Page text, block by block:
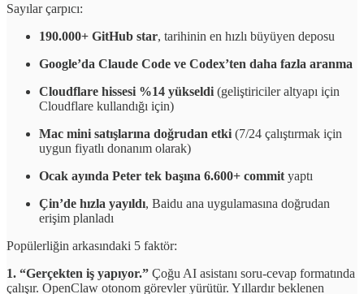
Sayılar çarpıcı:
190.000+ GitHub star, tarihinin en hızlı büyüyen deposu
Google’da Claude Code ve Codex’ten daha fazla aranma
Cloudflare hissesi %14 yükseldi (geliştiriciler altyapı için
Cloudflare kullandığı için)
Mac mini satışlarına doğrudan etki (7/24 çalıştırmak için
uygun fiyatlı donanım olarak)
Ocak ayında Peter tek başına 6.600+ commit yaptı
Çin’de hızla yayıldı, Baidu ana uygulamasına doğrudan
erişim planladı
Popülerliğin arkasındaki 5 faktör:
1. “Gerçekten iş yapıyor.” Çoğu AI asistanı soru-cevap formatında
çalışır. OpenClaw otonom görevler yürütür. Yıllardır beklenen